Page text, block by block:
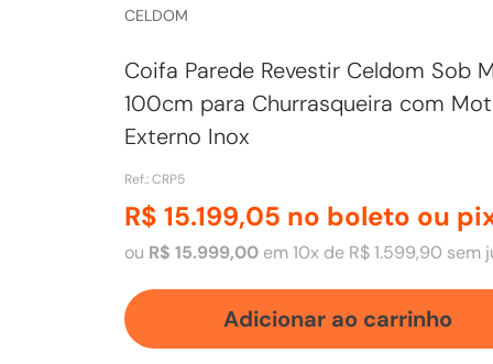
CELDOM
Coifa Parede Revestir Celdom Sob
100cm para Churrasqueira com
Externo Inox
Ref.:CRP5
R$ 15.199,05 no boleto ou
ou R$ 15.999,00 em10x de R$1.599,90 sem
Adicionar ao carrinho